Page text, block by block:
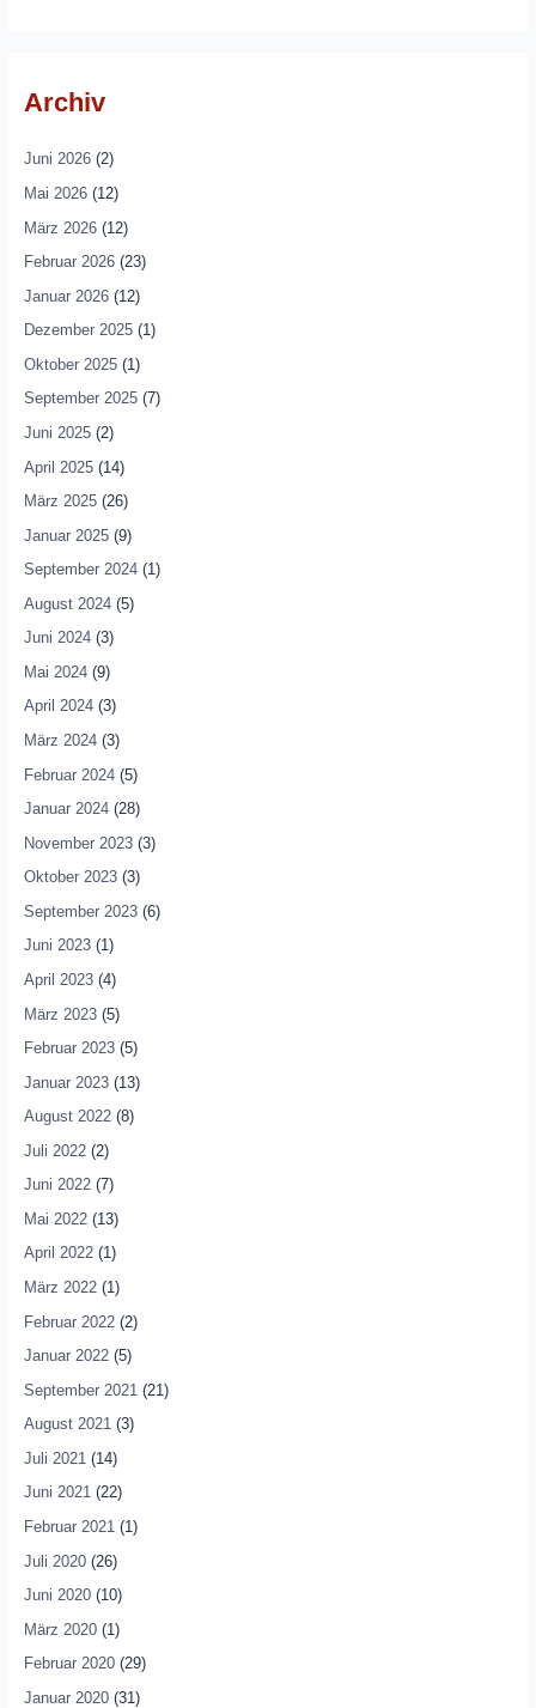
Archiv
Juni 2026(2)
Mai 2026(12)
März 2026(12)
Februar 2026(23)
Januar 2026(12)
Dezember 2025(1)
Oktober 2025(1)
September 2025(7)
Juni 2025(2)
April 2025(14)
März 2025(26)
Januar 2025(9)
September 2024(1)
August 2024(5)
Juni 2024(3)
Mai 2024(9)
April 2024(3)
März 2024(3)
Februar 2024(5)
Januar 2024(28)
November 2023(3)
Oktober 2023(3)
September 2023(6)
Juni 2023(1)
April 2023(4)
März 2023(5)
Februar 2023(5)
Januar 2023(13)
August 2022(8)
Juli 2022(2)
Juni 2022(7)
Mai 2022(13)
April 2022(1)
März 2022(1)
Februar 2022(2)
Januar 2022(5)
September 2021 (21)
August 2021(3)
Juli 2021 (14)
Juni 2021(22)
Februar 2021 (1)
Juli 2020(26)
Juni 2020(10)
März 2020(1)
Februar 2020(29)
Januar 2020(31)